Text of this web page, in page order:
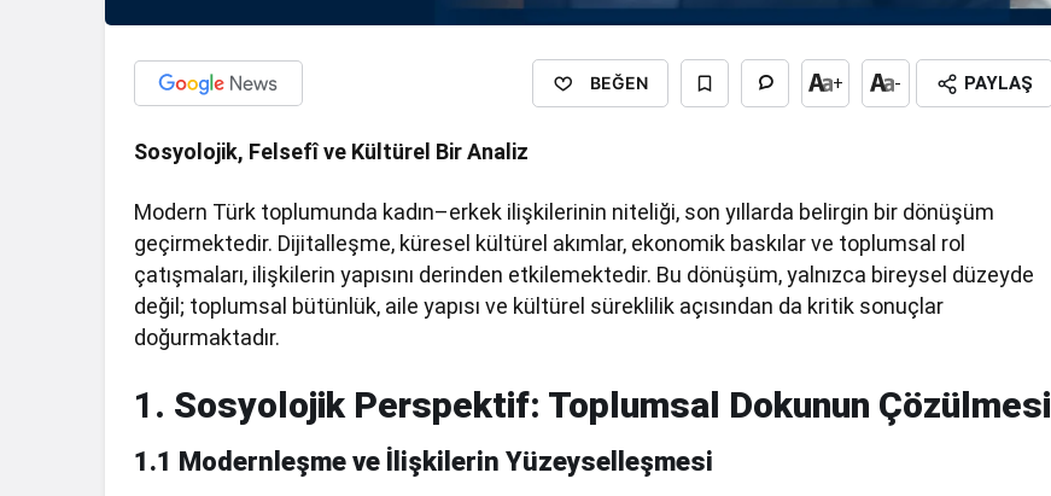
BEĞEN + - PAYLAŞ
Sosyolojik, Felsefî ve Kültürel Bir Analiz
Modern Türk toplumunda kadın–erkek ilişkilerinin niteliği, son yıllarda belirgin bir dönüşüm
geçirmektedir. Dijitalleşme, küresel kültürel akımlar, ekonomik baskılar ve toplumsal rol
çatışmaları, ilişkilerin yapısını derinden etkilemektedir. Bu dönüşüm, yalnızca bireysel düzeyde
değil; toplumsal bütünlük, aile yapısı ve kültürel süreklilik açısından da kritik sonuçlar
doğurmaktadır.
1 . Sosyolojik Perspektif: Toplumsal Dokunun Çözülmesi
1.1 Modernleşme ve İlişkilerin Yüzeyselleşmesi